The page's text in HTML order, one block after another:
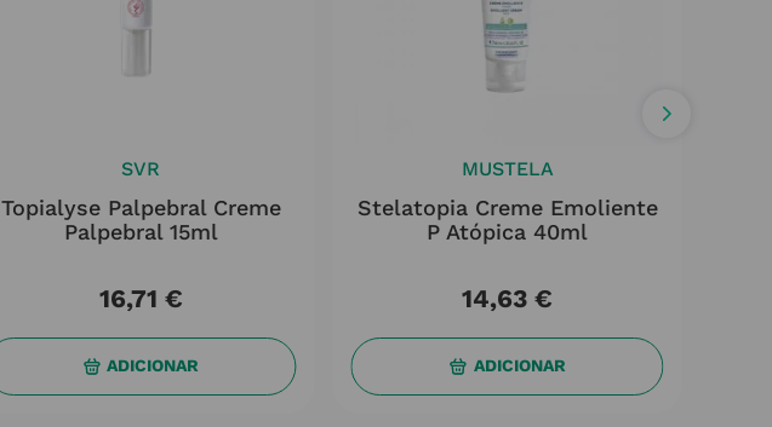
SVR
Topialyse Palpebral Creme
Palpebral 15ml
16,71 €
ADICIONAR
MUSTELA
Stelatopia Creme Emoliente
P Atópica 40ml
14,63 €
ADICIONAR